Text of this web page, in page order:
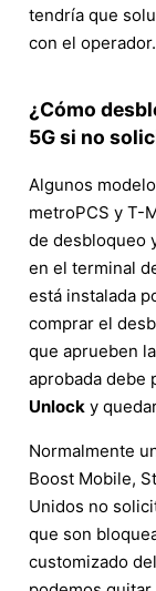
tendría que
con el operador.
¿Cómo
5G si no
Algunos
metroPCS y T-
de desbloqueo
en el terminal
está instalada
comprar el
que aprueben
aprobada debe
Unlock y
Normalmente
Boost Mobile,
Unidos no
que son
customizado